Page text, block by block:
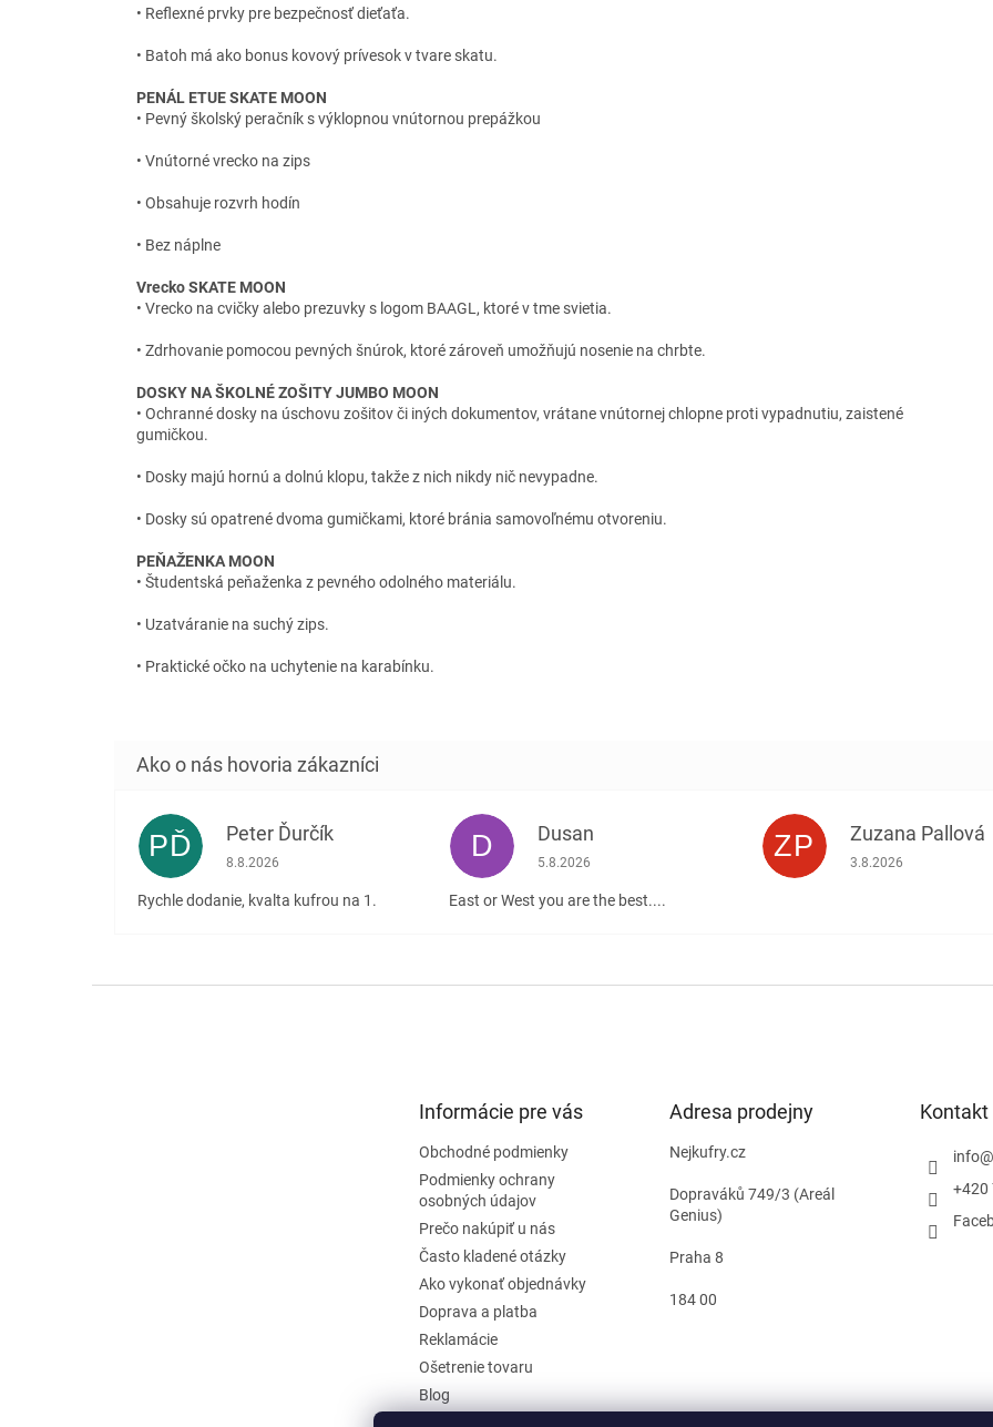
• Reflexné prvky pre bezpečnosť dieťaťa.
• Batoh má ako bonus kovový prívesok v tvare skatu.
PENÁL ETUE SKATE MOON
• Pevný školský peračník s výklopnou vnútornou prepážkou
• Vnútorné vrecko na zips
• Obsahuje rozvrh hodín
• Bez náplne
Vrecko SKATE MOON
• Vrecko na cvičky alebo prezuvky s logom BAAGL, ktoré v tme svietia.
• Zdrhovanie pomocou pevných šnúrok, ktoré zároveň umožňujú nosenie na chrbte.
DOSKY NA ŠKOLNÉ ZOŠITY JUMBO MOON
• Ochranné dosky na úschovu zošitov či iných dokumentov, vrátane vnútornej chlopne proti vypadnutiu, zaistené
gumičkou.
• Dosky majú hornú a dolnú klopu, takže z nich nikdy nič nevypadne.
• Dosky sú opatrené dvoma gumičkami, ktoré bránia samovoľnému otvoreniu.
PEŇAŽENKA MOON
• Študentská peňaženka z pevného odolného materiálu.
• Uzatváranie na suchý zips.
• Praktické očko na uchytenie na karabínku.
PĎ Peter Ďurčík
Hodnotenie obchodu je 5 z 5 hviezdičiek.
8.8.2026
Rychle dodanie, kvalta kufrou na 1.
D Dusan
Hodnotenie obchodu je 5 z 5 hviezdičiek.
5.8.2026
East or West you are the best....
ZP Zuzana Pallová
Hodnotenie
3.8.2026
Informácie pre vás
Obchodné podmienky
Podmienky ochrany
osobných údajov
Prečo nakúpiť u nás
Často kladené otázky
Ako vykonať objednávky
Doprava a platba
Reklamácie
Ošetrenie tovaru
Blog
Adresa prodejny
Nejkufry.cz
Dopraváků 749/3 (Areál
Genius)
Praha 8
184 00
Kontakt
info@
+420